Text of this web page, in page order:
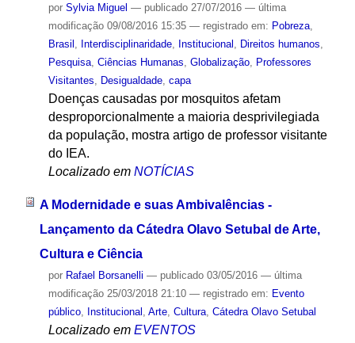
por Sylvia Miguel — publicado27/07/2016 — última
modificação09/08/2016 15:35 — registrado em: Pobreza,
Brasil
Interdisciplinaridade, Institucional Direitos humanos
Pesquisa, Ciências Humanas Globalização, Professores
Visitantes
Desigualdade, capa
Doenças causadas por mosquitos afetam
desproporcionalmente a maioria desprivilegiada
da população, mostra artigo de professor visitante
do IEA.
Localizado em NOTÍCIAS
A Modernidade e suas Ambivalências -
Lançamento da Cátedra Olavo Setubal de Arte,
Cultura e Ciência
por Rafael Borsanelli — publicado03/05/2016 — última
modificação25/03/2018 21:10 — registrado em: Evento
público, Institucional , Arte, Cultura, Cátedra Olavo Setubal
Localizado em EVENTOS